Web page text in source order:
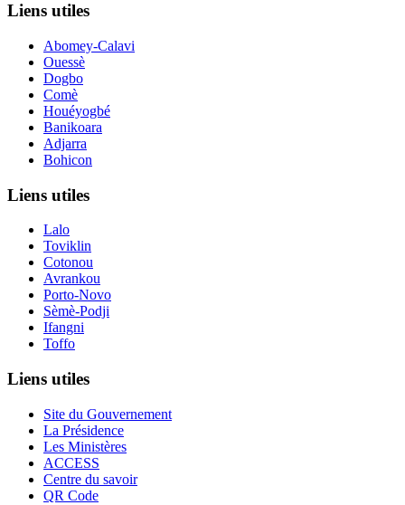
Liens utiles
Abomey-Calavi
Ouessè
Dogbo
Comè
Houéyogbé
Banikoara
Adjarra
Bohicon
Liens utiles
Lalo
Toviklin
Cotonou
Avrankou
Porto-Novo
Sèmè-Podji
Ifangni
Toffo
Liens utiles
Site du Gouvernement
La Présidence
Les Ministères
ACCESS
Centre du savoir
QR Code